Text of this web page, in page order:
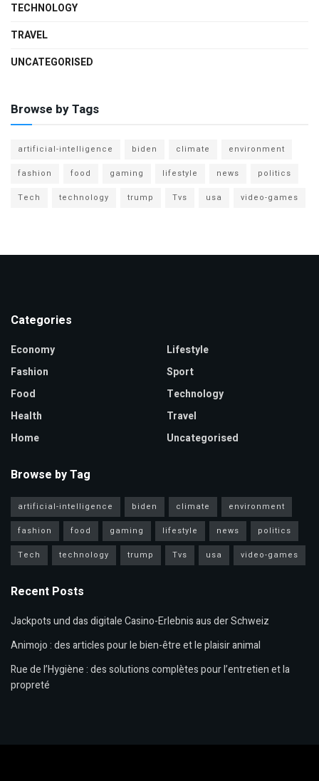
TECHNOLOGY
TRAVEL
UNCATEGORISED
Browse by Tags
artificial-intelligence biden climate
environment
fashion
food gaming lifestyle news
politics
Tech
technology trump Tvs usa video-games
Categories
Economy
Fashion
Food
Health
Home
Lifestyle
Sport
Technology
Travel
Uncategorised
Browse by Tag
artificial-intelligence biden climate
environment
fashion
food gaming lifestyle news
politics
Tech
technology trump Tvs usa video-games
Recent Posts
Jackpots und das digitale Casino-Erlebnis aus der Schweiz
Animojo : des articles pour le bien-être et le plaisir animal
Rue de l’Hygiène : des solutions complètes pour l’entretien et la
propreté